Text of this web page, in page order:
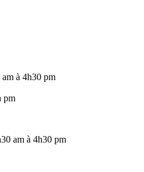
à 4h30 pm
pm
am à 4h30 pm